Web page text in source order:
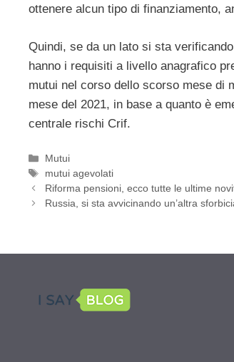
ottenere alcun tipo di finanziamento,
Quindi, se da un lato si sta
hanno i requisiti a livello anagrafico
mutui nel corso dello scorso mese di
mese del 2021, in base a quanto è
centrale rischi Crif.
Categorie
Mutui
Tag
mutui agevolati
Riforma pensioni, ecco tutte le ultime
Russia, si sta avvicinando un’altra